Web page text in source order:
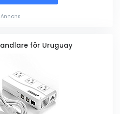
Annons
för Uruguay